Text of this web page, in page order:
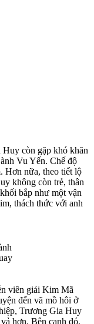
còn gặp khó khăn
Vu Yến. Chế độ
Hơn nữa, theo tiết lộ
không còn trẻ, thâ‌n
bắp như một vận
thách thức với anh
viên giải Kim Mã
đến vã mồ hôi ở
Trương Gia Huy
hơn. Bên cạnh đó,